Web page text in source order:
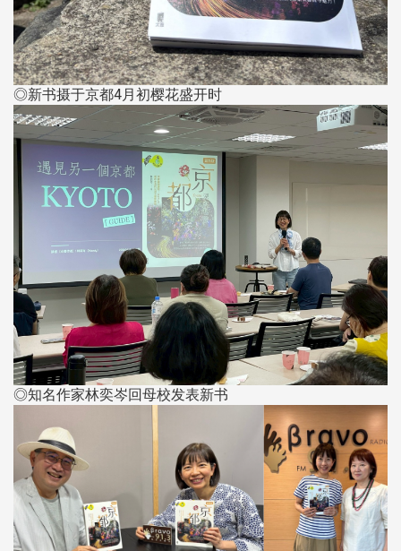
◎新书摄于京都4月初樱花盛开时
◎知名作家林奕岑回母校发表新书